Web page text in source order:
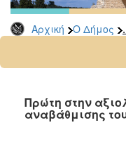
Αρχική Ο Δήμος
Αρχείο
2026
2024
2022
Πρώτη στην
αναβάθμισης